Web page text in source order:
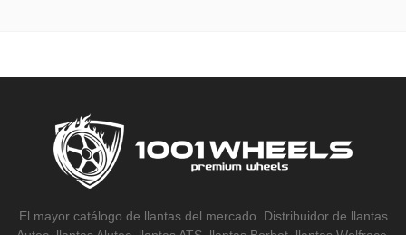
El mayor catálogo de llantas del mercado. Distribuidor de llantas